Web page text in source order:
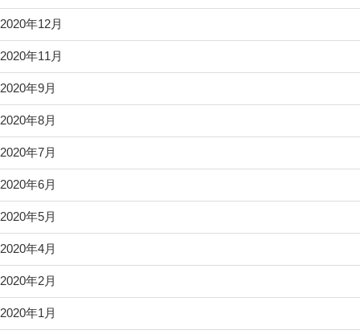
2020年12月
2020年11月
2020年9月
2020年8月
2020年7月
2020年6月
2020年5月
2020年4月
2020年2月
2020年1月